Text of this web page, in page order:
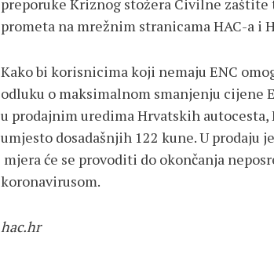
preporuke Kriznog stožera Civilne
prometa na mrežnim stranicama HAC-a i
Kako bi korisnicima koji nemaju ENC
odluku o maksimalnom smanjenju cijene
u prodajnim uredima Hrvatskih autocesta,
umjesto dosadašnjih 122 kune. U prodaju
mjera će se provoditi do okončanja
koronavirusom.
hac.hr